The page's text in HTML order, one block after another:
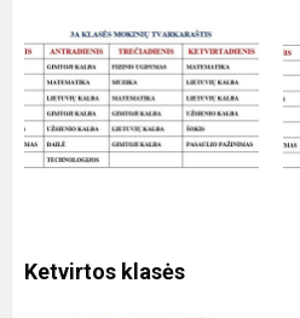
Ketvirtos klasės